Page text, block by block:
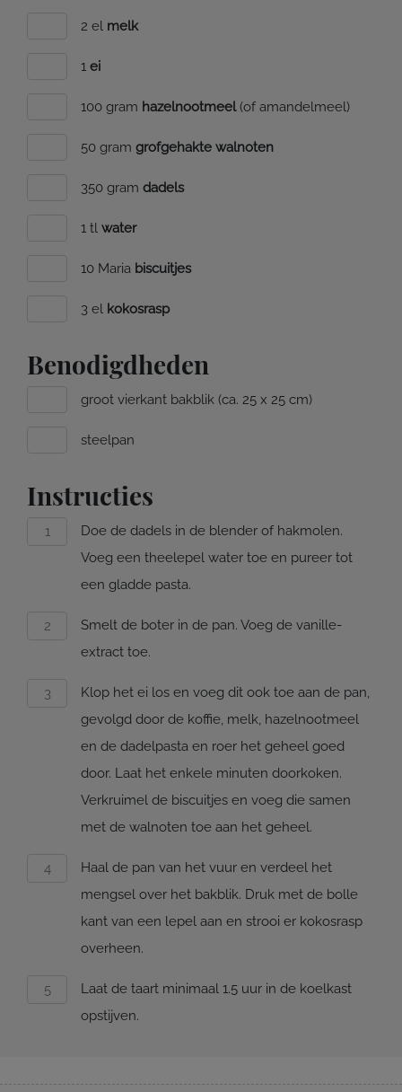
2 el melk
1 ei
100 gram hazelnootmeel(of amandelmeel)
50 gram grofgehakte walnoten
350 gram dadels
1 tl water
10 Maria biscuitjes
3 el kokosrasp
Benodigdheden
groot vierkant bakblik (ca. 25 x 25 cm)
steelpan
Instructies
Doe de dadels in de blender of hakmolen.
Voeg een theelepel water toe en pureer tot
een gladde pasta.
Smelt de boter in de pan. Voeg de vanille-
extract toe.
Klop het ei los en voeg dit ook toe aan de pan,
gevolgd door de koffie, melk, hazelnootmeel
en de dadelpasta en roer het geheel goed
door. Laat het enkele minuten doorkoken.
Verkruimel de biscuitjes en voeg die samen
met de walnoten toe aan het geheel.
Haal de pan van het vuur en verdeel het
mengsel over het bakblik. Druk met de bolle
kant van een lepel aan en strooi er kokosrasp
overheen.
Laat de taart minimaal 1.5 uur in de koelkast
opstijven.